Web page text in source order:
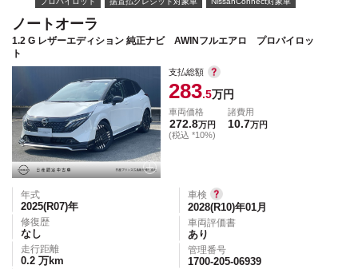
ノートオーラ
1.2 G レザーエディション 純正ナビ AWINフルエアロ プロパイロッ
ト
支払総額
283.5万円
車両価格
272.8万円
(税込 *10%)
諸費用
10.7万円
年式
2025(R07)年
修復歴
なし
走行距離
0.2 万km
車検
2028(R10)年01月
車両評価書
あり
管理番号
1700-205-06939